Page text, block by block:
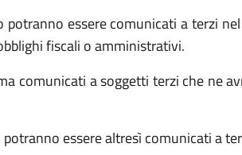
essere comunicati a terzi
fiscali o amministrativi.
comunicati a soggetti terzi che ne
essere altresì comunicati a